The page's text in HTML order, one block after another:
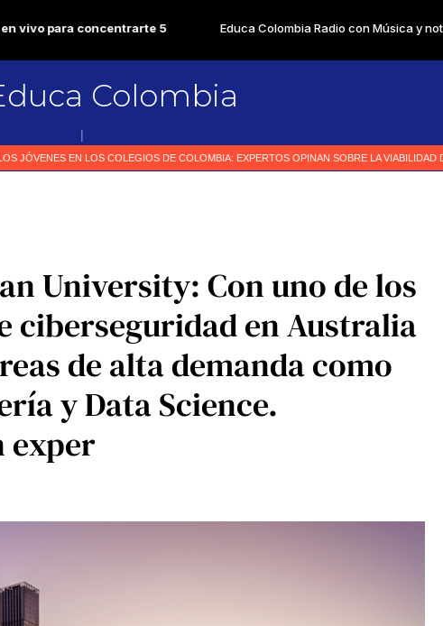
Colombia
University: Con uno de los
ciberseguridad en Australia
de alta demanda como
y Data Science.
exper